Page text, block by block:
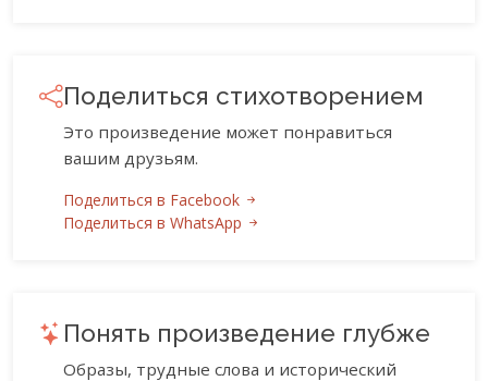
Поделиться стихотворением
Это произведение может понравиться
вашим друзьям.
Поделиться в Facebook
Поделиться в WhatsApp
Понять произведение глубже
Образы, трудные слова и исторический